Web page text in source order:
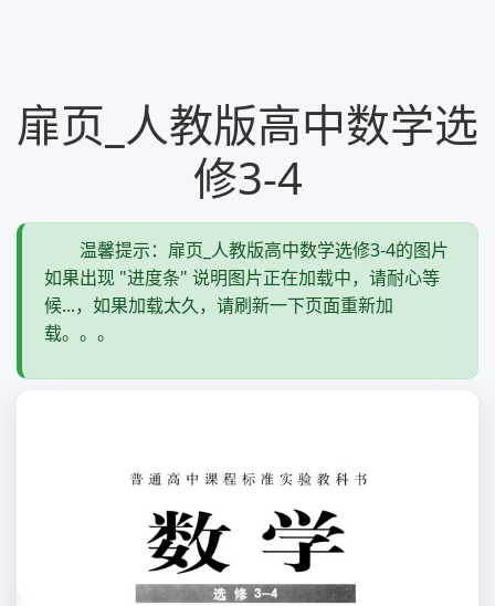
扉页_人教版高中数学选
修3-4
温馨提示：扉页_人教版高中数学选修3-4的图片
如果出现 "进度条" 说明图片正在加载中，请耐心等
候...，如果加载太久，请刷新一下页面重新加
载。。。